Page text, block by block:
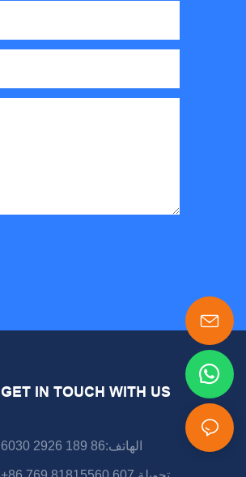
GET IN TOUCH WITH US
الهاتف:86 189 2926 6030